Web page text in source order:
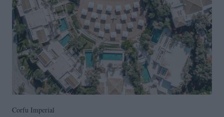
Corfu Imperial